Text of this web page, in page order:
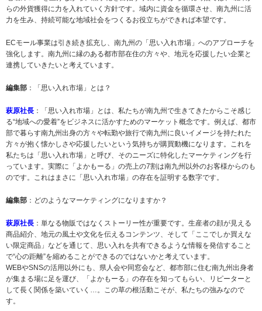
らの外貨獲得に力を入れていく方針です。域内に資金を循環させ、南九州に活
力を生み、持続可能な地域社会をつくるお役立ちができれば本望です。
ECモール事業は引き続き拡充し、南九州の「思い入れ市場」へのアプローチを
強化します。南九州に縁のある都市部在住の方々や、地元を応援したい企業と
連携していきたいと考えています。
編集部 ：「思い入れ市場」とは？
萩原社長 ：「思い入れ市場」とは、私たちが南九州で生きてきたからこそ感じ
る“地域への愛着”をビジネスに活かすためのマーケット概念です。例えば、都市
部で暮らす南九州出身の方々や転勤や旅行で南九州に良いイメージを持たれた
方々が抱く懐かしさや応援したいという気持ちが購買動機になります。これを
私たちは「思い入れ市場」と呼び、そのニーズに特化したマーケティングを行
っています。実際に「よかもーる」の売上の7割は南九州以外のお客様からのも
のです。これはまさに「思い入れ市場」の存在を証明する数字です。
編集部 ：どのようなマーケティングになりますか？
萩原社長 ：単なる物販ではなくストーリー性が重要です。生産者の顔が見える
商品紹介、地元の風土や文化を伝えるコンテンツ、そして「ここでしか買えな
い限定商品」などを通じて、思い入れを共有できるような情報を発信すること
で“心の距離”を縮めることができるのではないかと考えています。
WEBやSNSの活用以外にも、県人会や同窓会など、都市部に住む南九州出身者
が集まる場に足を運び、「よかもーる」の存在を知ってもらい、リピーターと
して長く関係を築いていく…。この草の根活動こそが、私たちの強みなので
す。